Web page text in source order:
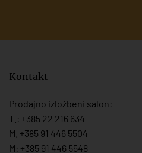
Kontakt
Prodajno izložbeni salon:
T.: +385 22 216 634
M. +385 91 446 5504
M: +385 91 446 5548